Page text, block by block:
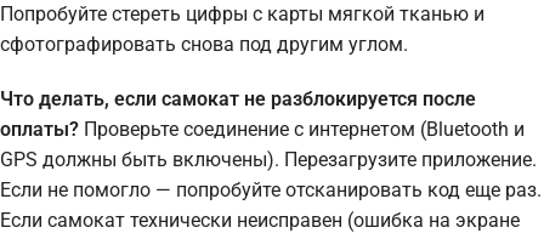
Попробуйте стереть цифры с карты мягкой тканью и
сфотографировать снова под другим углом.
Что делать, если самокат не разблокируется после
оплаты? Проверьте соединение с интернетом (Bluetooth и
GPS должны быть включены). Перезагрузите приложение.
Если не помогло — попробуйте отсканировать код еще раз.
Если самокат технически неисправен (ошибка на экране